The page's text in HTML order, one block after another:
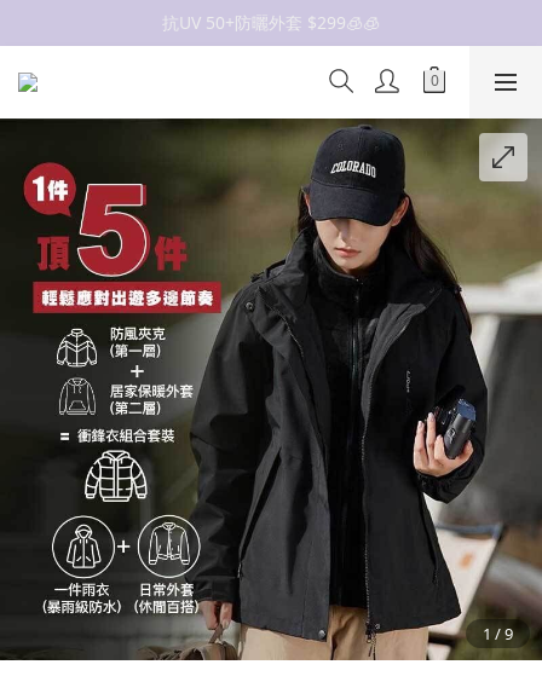
抗UV 50+防曬外套 $299🧊🧊
抗UV 50+防曬外套 $299🧊🧊
✨OWALA多款任選✨  點我看全部
抗UV 50+防曬外套 $299🧊🧊